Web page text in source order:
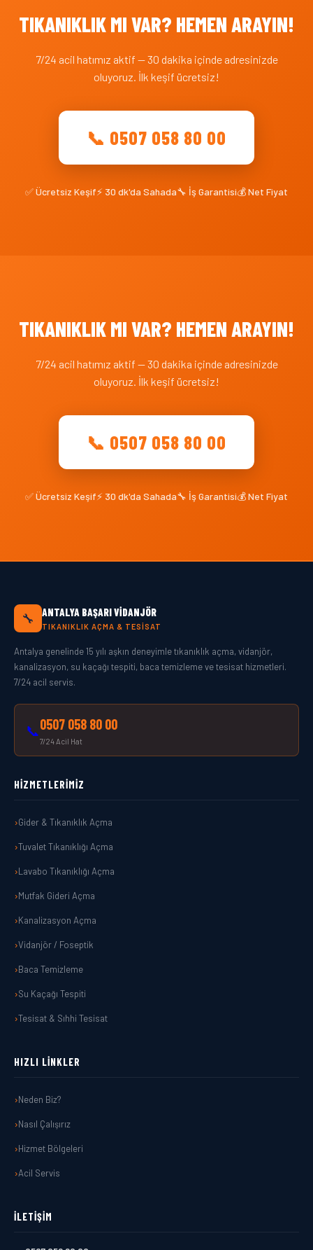
TIKANIKLIK MI VAR? HEMEN ARAYIN!
7/24 acil hatımız aktif — 30 dakika içinde adresinizde
oluyoruz. İlk keşif ücretsiz!
📞 0507 058 80 00
✅ Ücretsiz Keşif⚡ 30 dk'da Sahada🔧 İş Garantisi💰 Net Fiyat
TIKANIKLIK MI VAR? HEMEN ARAYIN!
7/24 acil hatımız aktif — 30 dakika içinde adresinizde
oluyoruz. İlk keşif ücretsiz!
📞 0507 058 80 00
✅ Ücretsiz Keşif⚡ 30 dk'da Sahada🔧 İş Garantisi💰 Net Fiyat
🔧 ANTALYA BAŞARI VIDANJÖR
TIKANIKLIK AÇMA & TESISAT
Antalya genelinde 15 yılı aşkın deneyimle tıkanıklık açma, vidanjör,
kanalizasyon, su kaçağı tespiti, baca temizleme ve tesisat hizmetleri.
7/24 acil servis.
📞0507 058 80 00
7/24 Acil Hat
HIZMETLERIMIZ
Gider & Tıkanıklık Açma
Tuvalet Tıkanıklığı Açma
Lavabo Tıkanıklığı Açma
Mutfak Gideri Açma
Kanalizasyon Açma
Vidanjör / Foseptik
Baca Temizleme
Su Kaçağı Tespiti
Tesisat & Sıhhi Tesisat
HIZLI LINKLER
Neden Biz?
Nasıl Çalışırız
Hizmet Bölgeleri
Acil Servis
İLETIŞIM